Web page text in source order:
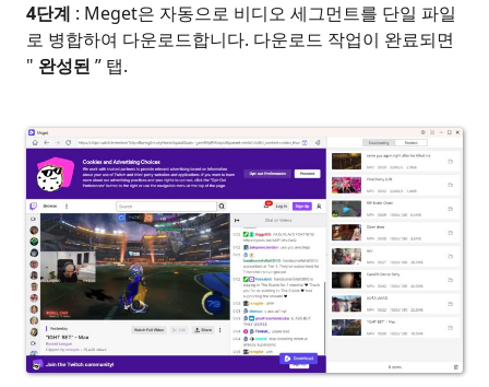
4단계 : Meget은 자동으로 비디오 세그먼트를 단일 파일
로 병합하여 다운로드합니다. 다운로드 작업이 완료되면
" 완성된 ” 탭.